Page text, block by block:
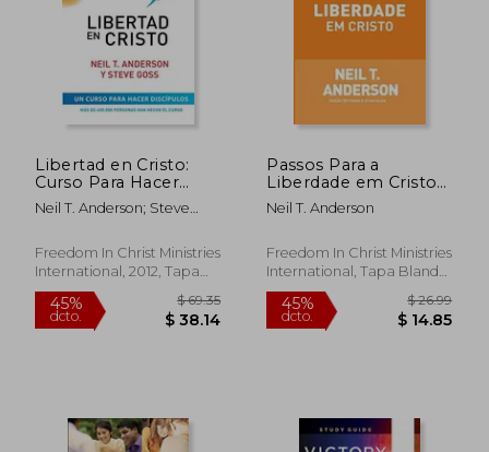
Libertad en Cristo:
Curso Para Hacer
Discípulos - Guía del
Líder
Neil T. Anderson; Steve
Freedom In Christ Ministries
International, 2012, Tapa
Blanda, Nuevo
Passos Para a
Liberdade em Cristo
(en Portugués)
Neil T. Anderson
Freedom In Christ Ministries
International, Tapa Blanda,
Nuevo